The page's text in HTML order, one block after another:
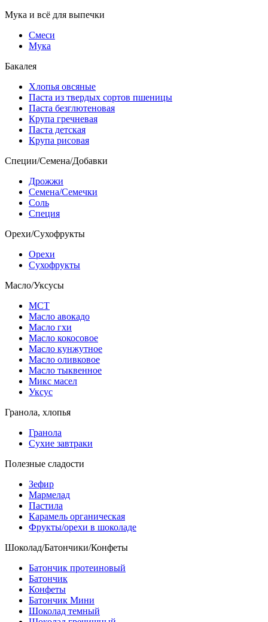
Мука и всё для выпечки
Смеси
Мука
Бакалея
Хлопья овсяные
Паста из твердых сортов пшеницы
Паста безглютеновая
Крупа гречневая
Паста детская
Крупа рисовая
Специи/Семена/Добавки
Дрожжи
Семена/Семечки
Соль
Специя
Орехи/Сухофрукты
Орехи
Сухофрукты
Масло/Уксусы
МСТ
Масло авокадо
Масло гхи
Масло кокосовое
Масло кунжутное
Масло оливковое
Масло тыквенное
Микс масел
Уксус
Гранола, хлопья
Гранола
Сухие завтраки
Полезные сладости
Зефир
Мармелад
Пастила
Карамель органическая
Фрукты/орехи в шоколаде
Шоколад/Батончики/Конфеты
Батончик протеиновый
Батончик
Конфеты
Батончик Мини
Шоколад темный